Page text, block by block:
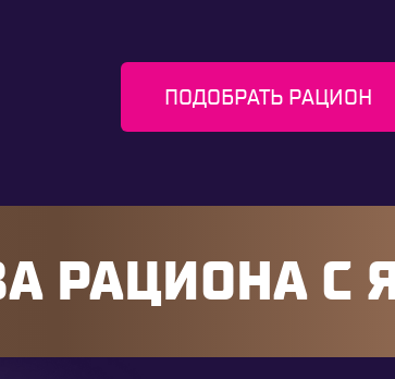
ПОДОБРАТЬ РАЦИОН
РАЦИОНА С